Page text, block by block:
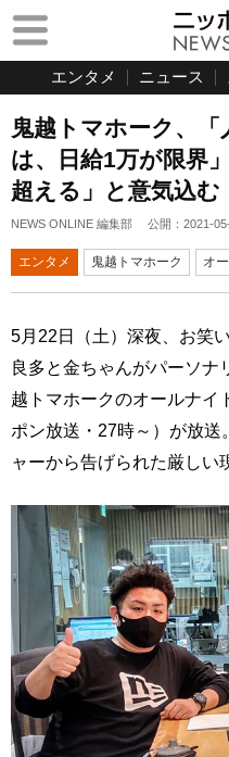
エンタメ ニュース
鬼越トマホーク、
は、日給1万が限界
超える」と意気込む
NEWS ONLINE 編集部 公開： 2021-
エンタメ 鬼越トマホーク オ
5月22日（土）深夜、お笑
良多と金ちゃんがパーソナ
越トマホークのオールナイ
ポン放送・27時～）が放
ャーから告げられた厳しい